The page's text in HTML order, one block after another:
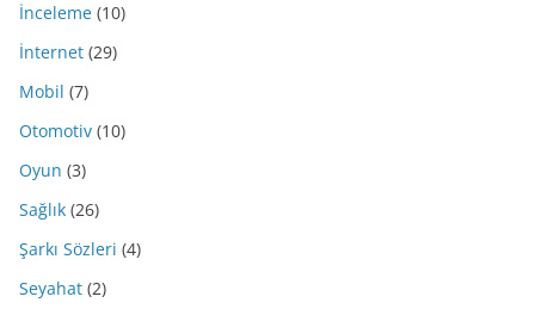
İnceleme (10)
İnternet (29)
Mobil (7)
Otomotiv (10)
Oyun (3)
Sağlık (26)
Şarkı Sözleri (4)
Seyahat (2)